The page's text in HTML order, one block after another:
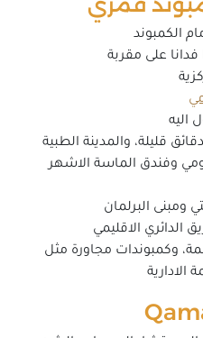
الكمبوند
قليلة، والمدينة الطبية
وفندق الماسة الاشهر
البرلمان
الاقليمي
وكمبوندات مجاورة مثل